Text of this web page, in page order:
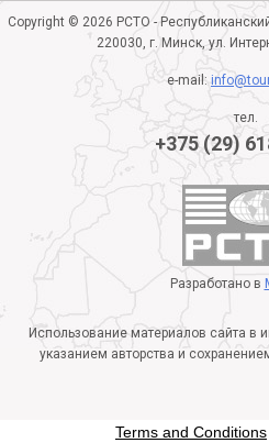
Copyright © 2026 РСТО -
220030, г. Минск, ул.
e-mail:
тел.
+375 (29)
Разработано в
Использование материалов сайта в
указанием авторства и
Terms and Conditions